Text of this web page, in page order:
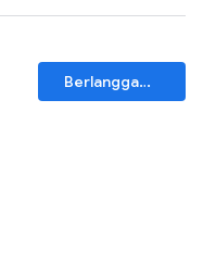
Berlangganan